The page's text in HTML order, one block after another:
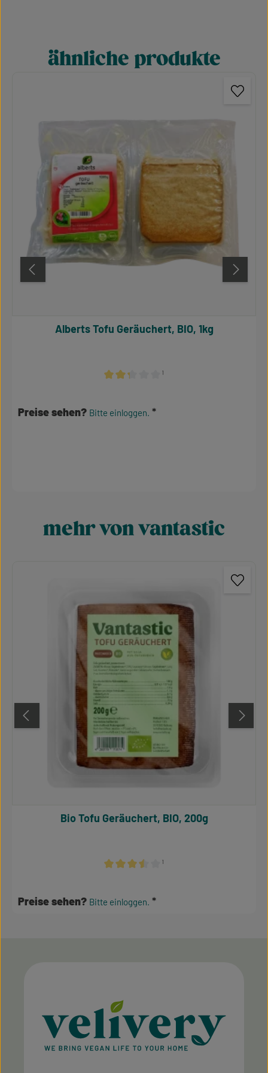
Produktgalerie überspringen
ähnliche produkte
¹
Alberts Tofu Geräuchert, BIO, 1kg
Preise sehen? Bitte einloggen.
Produktgalerie überspringen
mehr von vantastic
¹
Bio Tofu Geräuchert, BIO, 200g
Preise sehen? Bitte einloggen.